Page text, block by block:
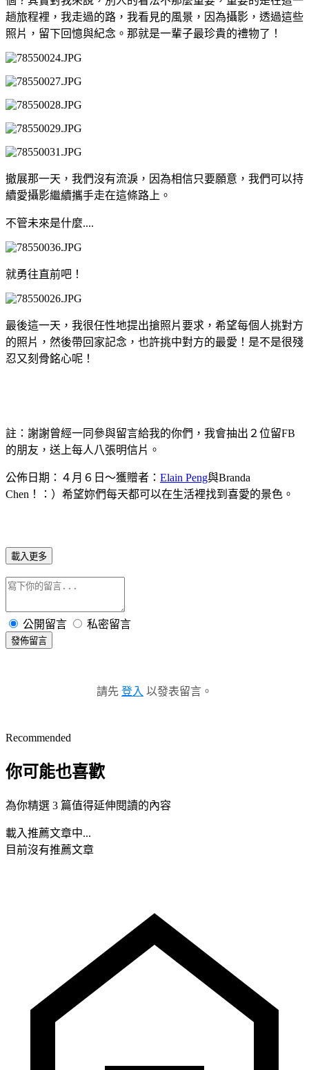
趟旅程裡，我走過的路，我看見的風景，因為攝影，透過這些
照片，留下回憶與紀念。那就是一輩子最珍貴的禮物了！
撤展那一天，我們沒有流淚，因為相信只要願意，我們可以持
續愛攝影繼續攜手走在這條路上。
不管未來是什麼....
就勇往直前吧！
最後這一天，我很任性地提出搶照片要求，希望每個人挑對方
的照片，然後帶回家記念，也許挑中對方的最愛！是不是很殘
忍又刻骨銘心呢！
註：謝謝曾經一同參與留言給我的你們，我會抽出２位留FB
的朋友，送上每人八張明信片。
公佈日期：４月６日～獲贈者： Elain Peng與Branda
Chen！：）希望妳們每天都可以在生活裡找到喜愛的景色。
載入更多
公開留言 私密留言
發佈留言
請先 登入 以發表留言。
Recommended
你可能也喜歡
為你精選 3 篇值得延伸閱讀的內容
載入推薦文章中...
目前沒有推薦文章